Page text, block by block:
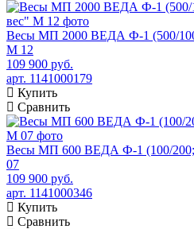
Весы МП 2000 ВЕДА Ф-1 (500/
М 12
109 900 руб.
арт. 1141000179
Купить
Сравнить
Весы МП 600 ВЕДА Ф-1 (100/
07
109 900 руб.
арт. 1141000346
Купить
Сравнить